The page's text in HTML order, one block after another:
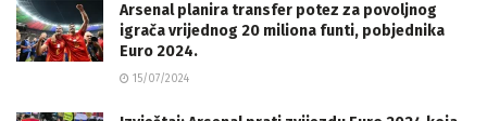
Arsenal planira transfer potez za povoljnog
igrača vrijednog 20 miliona funti, pobjednika
Euro 2024.
15/07/2024